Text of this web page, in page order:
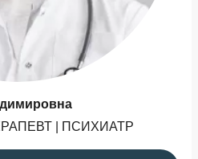
| ПСИХИАТР